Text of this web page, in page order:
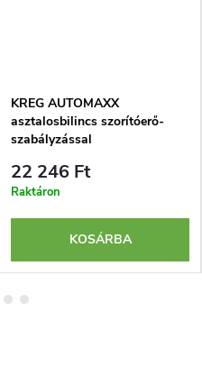
KREG AUTOMAXX
asztalosbilincs szorítóerő-
szabályzással
22 246 Ft
Raktáron
KOSÁRBA